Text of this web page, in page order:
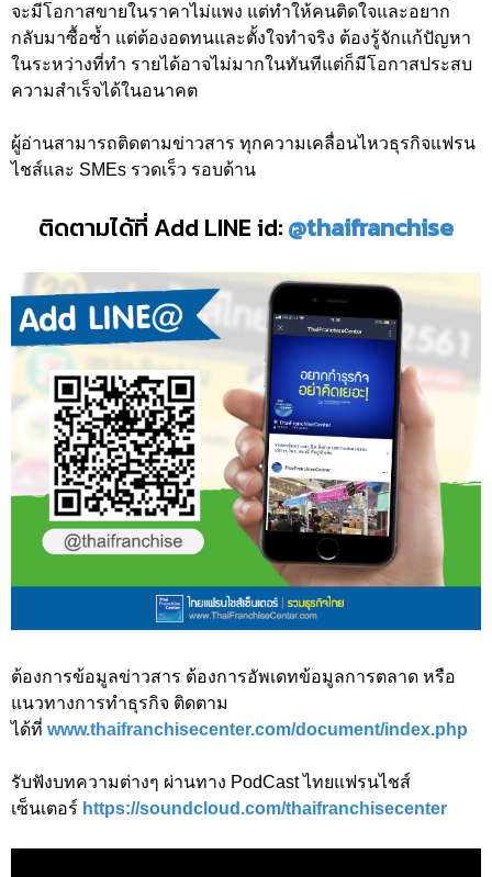
จะมีโอกาสขายในราคาไม่แพง แต่ทำให้คนติดใจและอยาก
กลับมาซื้อซ้ำ แต่ต้องอดทนและตั้งใจทำจริง ต้องรู้จักแก้ปัญหา
ในระหว่างที่ทำ รายได้อาจไม่มากในทันทีแต่ก็มีโอกาสประสบ
ความสำเร็จได้ในอนาคต
ผู้อ่านสามารถติดตามข่าวสาร ทุกความเคลื่อนไหวธุรกิจแฟรน
ไชส์และ SMEs รวดเร็ว รอบด้าน
ติดตามได้ที่ Add LINE id:@thaifranchise
ต้องการข้อมูลข่าวสาร ต้องการอัพเดทข้อมูลการตลาด หรือ
แนวทางการทำธุรกิจ ติดตาม
ได้ที่ www.thaifranchisecenter.com/document/index.php
รับฟังบทความต่างๆ ผ่านทาง PodCast ไทยแฟรนไชส์
เซ็นเตอร์ https://soundcloud.com/thaifranchisecenter